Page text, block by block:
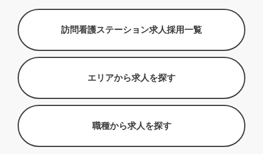
訪問看護ステーション求人採用一覧
エリアから求人を探す
職種から求人を探す